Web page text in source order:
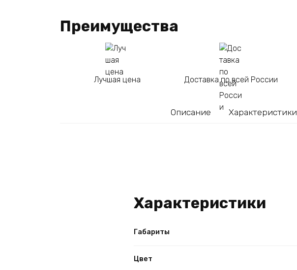
Преимущества
Лучшая цена Доставка по всей России
Описание Характеристики
Характеристики
Габариты
Цвет